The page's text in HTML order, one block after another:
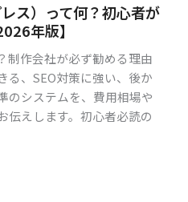
ス）って何？初心者が
年版】
制作会社が必ず勧める理由
る、SEO対策に強い、後か
のシステムを、費用相場や
伝えします。初心者必読の